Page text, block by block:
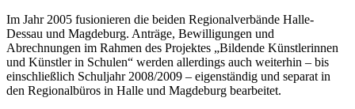
Im Jahr 2005 fusionieren die beiden Regionalverbände Halle-
Dessau und Magdeburg. Anträge, Bewilligungen und
Abrechnungen im Rahmen des Projektes „Bildende Künstlerinnen
und Künstler in Schulen“ werden allerdings auch weiterhin – bis
einschließlich Schuljahr 2008/2009 – eigenständig und separat in
den Regionalbüros in Halle und Magdeburg bearbeitet.